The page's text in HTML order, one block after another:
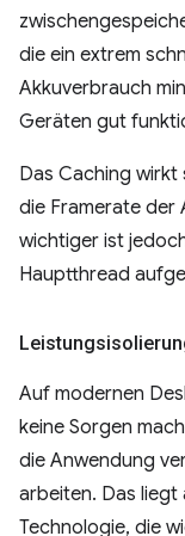
die ein extrem
Akkuverbrauch
Geräten gut
Das Caching
die Framerate der
wichtiger ist
Hauptthread
Auf modernen
keine Sorgen
die Anwendung
arbeiten. Das
Technologie, die